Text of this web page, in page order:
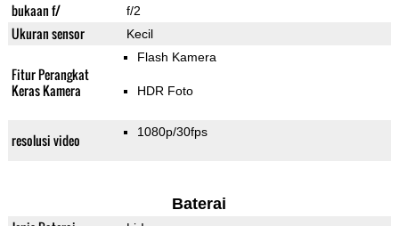
bukaan f/ f/2
Ukuran sensor Kecil
Fitur Perangkat
Keras Kamera
Flash Kamera
HDR Foto
resolusi video 1080p/30fps
Baterai